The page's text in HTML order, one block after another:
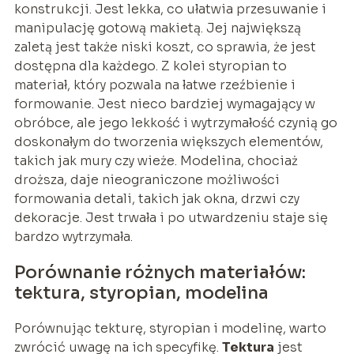
konstrukcji. Jest lekka, co ułatwia przesuwanie i
manipulację gotową makietą. Jej największą
zaletą jest także niski koszt, co sprawia, że jest
dostępna dla każdego. Z kolei styropian to
materiał, który pozwala na łatwe rzeźbienie i
formowanie. Jest nieco bardziej wymagający w
obróbce, ale jego lekkość i wytrzymałość czynią go
doskonałym do tworzenia większych elementów,
takich jak mury czy wieże. Modelina, chociaż
droższa, daje nieograniczone możliwości
formowania detali, takich jak okna, drzwi czy
dekoracje. Jest trwała i po utwardzeniu staje się
bardzo wytrzymała.
Porównanie różnych materiałów:
tektura, styropian, modelina
Porównując tekturę, styropian i modelinę, warto
zwrócić uwagę na ich specyfikę. Tektura jest